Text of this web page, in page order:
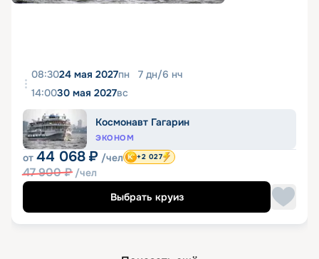
08:3024 мая 2027пн 7 дн/6 нч
14:0030 мая 2027вс
Космонавт Гагарин
ЭКОНОМ
от 44 068 ₽ /чел
47 900₽ /чел
+2 027
Выбрать круиз